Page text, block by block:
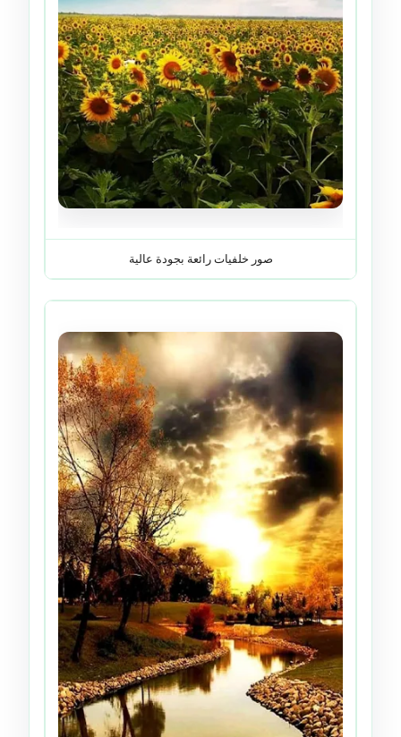
صور خلفيات رائعة بجودة عالية